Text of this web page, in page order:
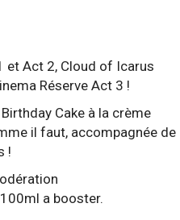
et Act 2, Cloud of Icarus
Réserve Act 3 !
Cake à la crème
il faut, accompagnée de
!
a booster.